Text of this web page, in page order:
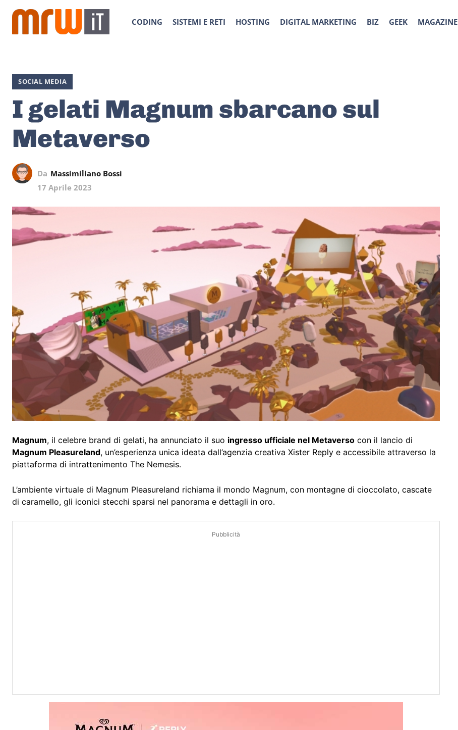
CODING SISTEMI E RETI HOSTING DIGITAL MARKETING BIZ GEEK MAGAZINE
SOCIAL MEDIA
I gelati Magnum sbarcano sul
Metaverso
Da Massimiliano Bossi
17 Aprile 2023
Magnum, il celebre brand di gelati, ha annunciato il suo ingresso ufficiale nel Metaverso con il lancio di
Magnum Pleasureland, un’esperienza unica ideata dall’agenzia creativa Xister Reply e accessibile attraverso la
piattaforma di intrattenimento The Nemesis.
L’ambiente virtuale di Magnum Pleasureland richiama il mondo Magnum, con montagne di cioccolato, cascate
di caramello, gli iconici stecchi sparsi nel panorama e dettagli in oro.
Pubblicità